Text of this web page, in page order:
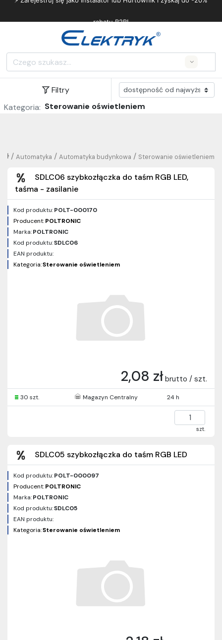
rabatu B2B!
Filtry
Kategoria: Sterowanie oświetleniem
Sterowanie oświetleniem
/
Automatyka budynkowa
/
Automatyka
/
SDLC06 szybkozłączka do taśm RGB LED,
taśma - zasilanie
Kod produktu:POLT-000170
Producent:POLTRONIC
Marka:POLTRONIC
Kod produktu:SDLC06
EAN produktu:
Kategoria:Sterowanie oświetleniem
2,08 zł brutto / szt.
30 szt. Magazyn Centralny 24 h
szt.
SDLC05 szybkozłączka do taśm RGB LED
Kod produktu:POLT-000097
Producent:POLTRONIC
Marka:POLTRONIC
Kod produktu:SDLC05
EAN produktu:
Kategoria:Sterowanie oświetleniem